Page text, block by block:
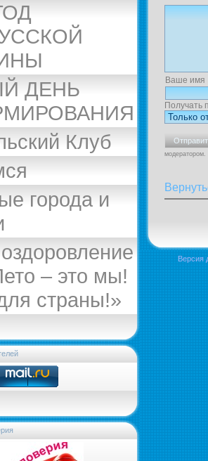
ДЕНЬ
Клуб
города и
– это мы!
страны!»
Ваше имя
Получать
модератором.
Версия